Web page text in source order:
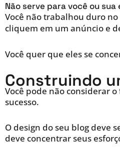
Não serve para você ou
Você não trabalhou duro no
cliquem em um anúncio e
Você quer que eles se
Construindo
Você pode não considerar
sucesso.
O design do seu blog deve
deve concentrar seus